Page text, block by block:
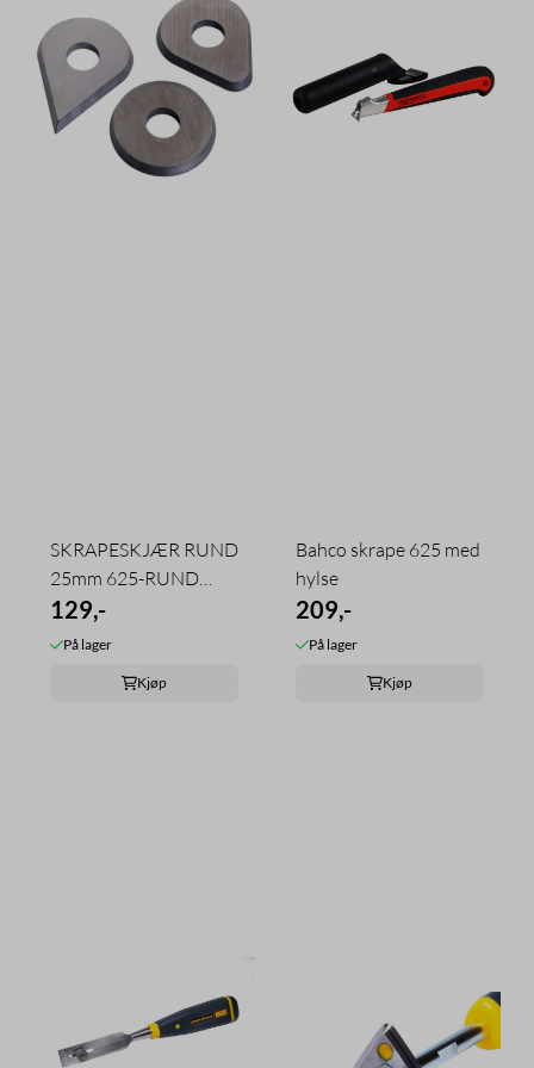
SKRAPESKJÆR RUND
25mm 625-RUND
BAHCO
129,-
På lager
Kjøp
Bahco skrape 625 med
hylse
209,-
På lager
Kjøp